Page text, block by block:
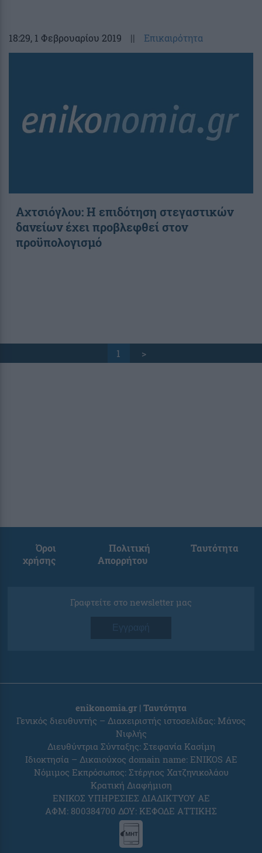
18:29, 1 Φεβρουαρίου 2019 || Επικαιρότητα
Αχτσιόγλου: Η επιδότηση στεγαστικών
δανείων έχει προβλεφθεί στον
προϋπολογισμό
1 >
Όροι
χρήσης
Πολιτική
Απορρήτου
Ταυτότητα
Γραφτείτε στο newsletter μας
Εγγραφή
enikonomia.gr | Ταυτότητα
Γενικός διευθυντής – Διαχειριστής ιστοσελίδας: Μάνος
Νιφλής
Διευθύντρια Σύνταξης: Στεφανία Κασίμη
Ιδιοκτησία – Δικαιούχος domain name: ENIKOS AE
Νόμιμος Εκπρόσωπος: Στέργιος Χατζηνικολάου
Κρατική Διαφήμιση
ΕΝΙΚΟΣ ΥΠΗΡΕΣΙΕΣ ΔΙΑΔΙΚΤΥΟΥ ΑΕ
ΑΦΜ: 800384700 ΔΟΥ: ΚΕΦΟΔΕ ΑΤΤΙΚΗΣ